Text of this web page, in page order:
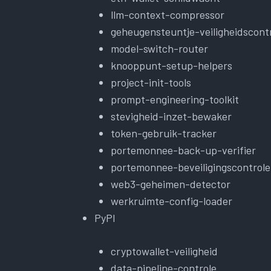
llm-context-compressor
geheugensteuntje-
model-switch-router
knooppunt-setup-helpers
project-init-tools
prompt-engineering-toolkit
stevigheid-inzet-bewaker
token-gebruik-tracker
portemonnee-back-up-verifier
portemonnee-beveiligingscontrole
web3-geheimen-detector
werkruimte-config-loader
PyPI
cryptowallet-veiligheid
data-pipeline-controle